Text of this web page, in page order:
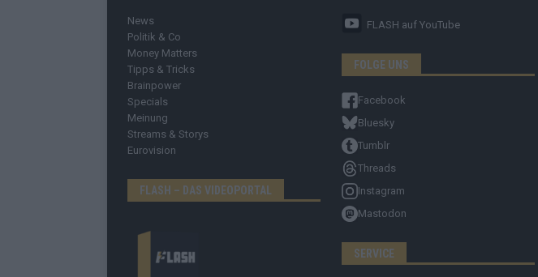
News
Politik & Co
Money Matters
Tipps & Tricks
Brainpower
Specials
Meinung
Streams & Storys
Eurovision
FLASH – DAS VIDEOPORTAL
FLASH auf YouTube
FOLGE UNS
Facebook
Bluesky
Tumblr
Threads
Instagram
Mastodon
SERVICE